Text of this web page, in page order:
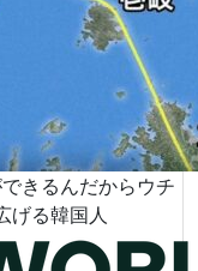
きるんだからウチ
げる韓国人